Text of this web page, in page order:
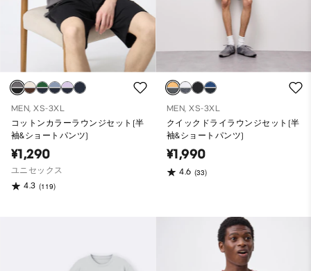
MEN, XS-3XL
コットンカラーラウンジセット(半
袖&ショートパンツ)
¥1,290
ユニセックス
4.3 (119)
MEN, XS-3XL
クイックドライラウンジセット(半
袖&ショートパンツ)
¥1,990
4.6 (33)